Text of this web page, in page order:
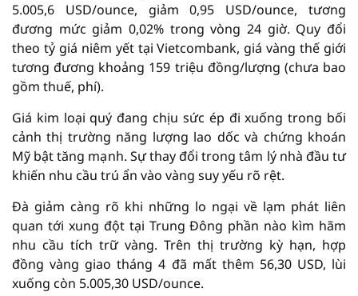
5.005,6 USD/ounce, giảm 0,95 USD/ounce, tương
đương mức giảm 0,02% trong vòng 24 giờ. Quy đổi
theo tỷ giá niêm yết tại Vietcombank, giá vàng thế giới
tương đương khoảng 159 triệu đồng/lượng (chưa bao
gồm thuế, phí).
Giá kim loại quý đang chịu sức ép đi xuống trong bối
cảnh thị trường năng lượng lao dốc và chứng khoán
Mỹ bật tăng mạnh. Sự thay đổi trong tâm lý nhà đầu tư
khiến nhu cầu trú ẩn vào vàng suy yếu rõ rệt.
Đà giảm càng rõ khi những lo ngại về lạm phát liên
quan tới xung đột tại Trung Đông phần nào kìm hãm
nhu cầu tích trữ vàng. Trên thị trường kỳ hạn, hợp
đồng vàng giao tháng 4 đã mất thêm 56,30 USD, lùi
xuống còn 5.005,30 USD/ounce.